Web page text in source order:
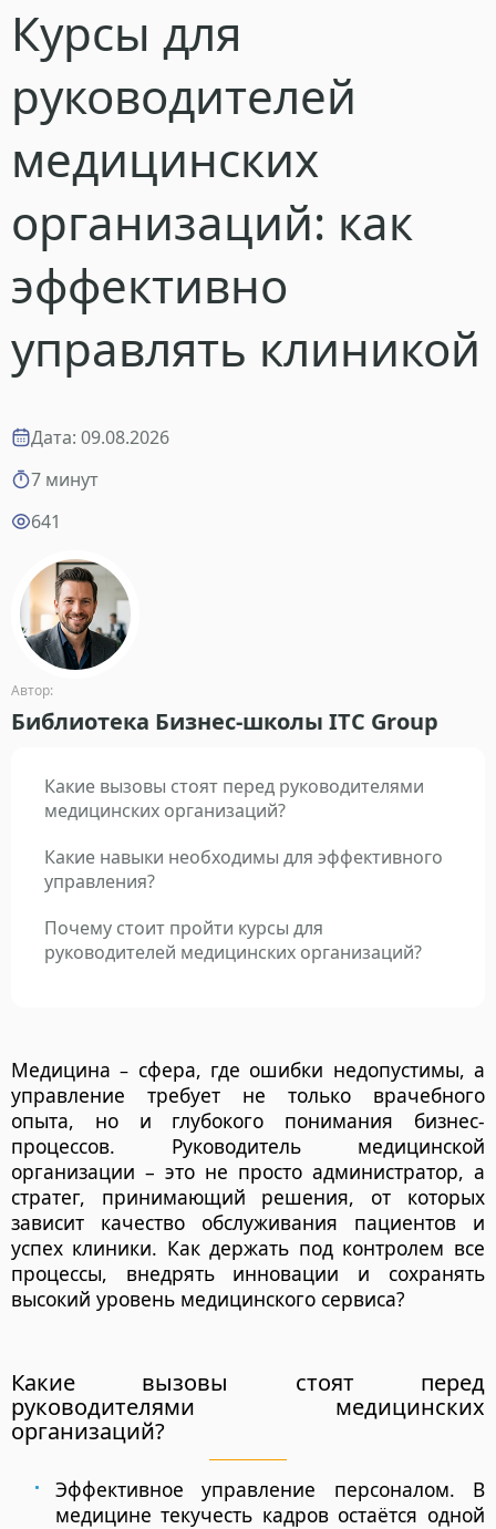
Курсы для
руководителей
медицинских
организаций: как
эффективно
управлять клиникой
Дата: 09.08.2026
7 минут
641
Автор:
Библиотека Бизнес-школы ITC Group
Какие вызовы стоят перед руководителями
медицинских организаций?
Какие навыки необходимы для эффективного
управления?
Почему стоит пройти курсы для
руководителей медицинских организаций?
Медицина– сфера, где ошибки недопустимы, а
управление требует не только врачебного
опыта, но и глубокого понимания бизнес-
процессов. Руководитель медицинской
организации – это не просто администратор, а
стратег, принимающий решения, от которых
зависит качество обслуживания пациентов и
успех клиники. Как держать под контролем все
процессы, внедрять инновации и сохранять
высокий уровень медицинского сервиса?
Какие вызовы стоят перед
руководителями медицинских
организаций?
Эффективное управление персоналом. В
медицине текучесть кадров остаётся одной